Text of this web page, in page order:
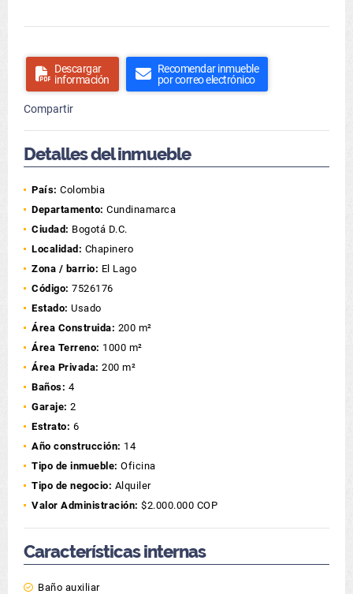
Descargar
información
Recomendar inmueble
por correo electrónico
Compartir
Detalles del inmueble
País: Colombia
Departamento: Cundinamarca
Ciudad: Bogotá D.C.
Localidad: Chapinero
Zona / barrio: El Lago
Código: 7526176
Estado: Usado
Área Construida: 200 m²
Área Terreno: 1000 m²
Área Privada: 200 m²
Baños: 4
Garaje: 2
Estrato: 6
Año construcción: 14
Tipo de inmueble: Oficina
Tipo de negocio: Alquiler
Valor Administración: $2.000.000 COP
Características internas
Baño auxiliar